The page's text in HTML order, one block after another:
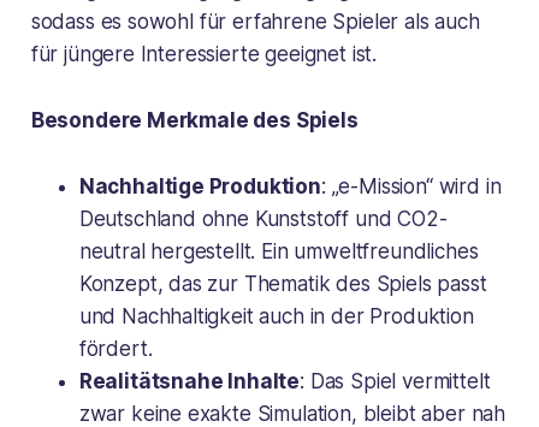
sodass es sowohl für erfahrene Spieler als auch
für jüngere Interessierte geeignet ist.
Besondere Merkmale des Spiels
Nachhaltige Produktion: „e-Mission“ wird in
Deutschland ohne Kunststoff und CO2-
neutral hergestellt. Ein umweltfreundliches
Konzept, das zur Thematik des Spiels passt
und Nachhaltigkeit auch in der Produktion
fördert.
Realitätsnahe Inhalte: Das Spiel vermittelt
zwar keine exakte Simulation, bleibt aber nah